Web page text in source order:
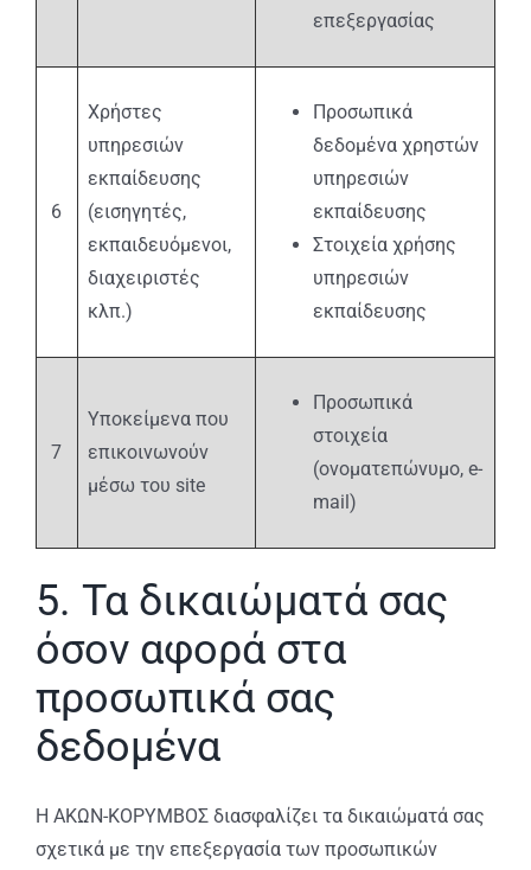
επεξεργασίας
6
Χρήστες
υπηρεσιών
εκπαίδευσης
(εισηγητές,
εκπαιδευόμενοι,
διαχειριστές
κλπ.)
Προσωπικά
δεδομένα χρηστών
υπηρεσιών
εκπαίδευσης
Στοιχεία χρήσης
υπηρεσιών
εκπαίδευσης
7
Υποκείμενα που
επικοινωνούν
μέσω του site
Προσωπικά
στοιχεία
(ονοματεπώνυμο, e-
mail)
5. Τα δικαιώματά σας
όσον αφορά στα
προσωπικά σας
δεδομένα
Η ΑΚΩΝ-ΚΟΡΥΜΒΟΣ διασφαλίζει τα δικαιώματά σας
σχετικά με την επεξεργασία των προσωπικών